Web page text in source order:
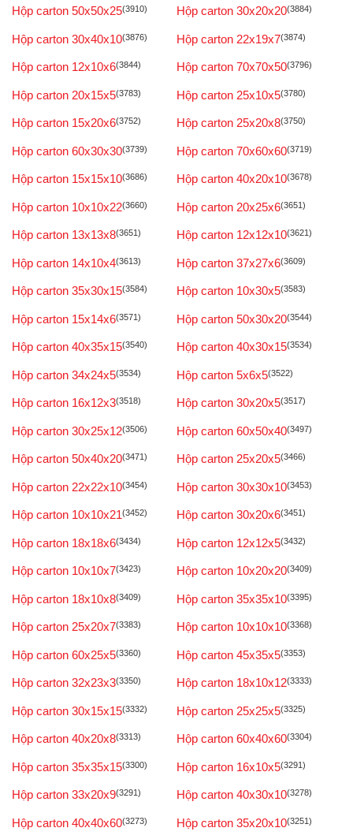
Hộp carton 50x50x25(3910) Hộp carton 30x20x20(3884)
Hộp carton 30x40x10(3876) Hộp carton 22x19x7(3874)
Hộp carton 12x10x6(3844) Hộp carton 70x70x50(3796)
Hộp carton 20x15x5(3783) Hộp carton 25x10x5(3780)
Hộp carton 15x20x6(3752) Hộp carton 25x20x8(3750)
Hộp carton 60x30x30(3739) Hộp carton 70x60x60(3719)
Hộp carton 15x15x10(3686) Hộp carton 40x20x10(3678)
Hộp carton 10x10x22(3660) Hộp carton 20x25x6(3651)
Hộp carton 13x13x8(3651) Hộp carton 12x12x10(3621)
Hộp carton 14x10x4(3613) Hộp carton 37x27x6(3609)
Hộp carton 35x30x15(3584) Hộp carton 10x30x5(3583)
Hộp carton 15x14x6(3571) Hộp carton 50x30x20(3544)
Hộp carton 40x35x15(3540) Hộp carton 40x30x15(3534)
Hộp carton 34x24x5(3534) Hộp carton 5x6x5(3522)
Hộp carton 16x12x3(3518) Hộp carton 30x20x5(3517)
Hộp carton 30x25x12(3506) Hộp carton 60x50x40(3497)
Hộp carton 50x40x20(3471) Hộp carton 25x20x5(3466)
Hộp carton 22x22x10(3454) Hộp carton 30x30x10(3453)
Hộp carton 10x10x21(3452) Hộp carton 30x20x6(3451)
Hộp carton 18x18x6(3434) Hộp carton 12x12x5(3432)
Hộp carton 10x10x7(3423) Hộp carton 10x20x20(3409)
Hộp carton 18x10x8(3409) Hộp carton 35x35x10(3395)
Hộp carton 25x20x7(3383) Hộp carton 10x10x10(3368)
Hộp carton 60x25x5(3360) Hộp carton 45x35x5(3353)
Hộp carton 32x23x3(3350) Hộp carton 18x10x12(3333)
Hộp carton 30x15x15(3332) Hộp carton 25x25x5(3325)
Hộp carton 40x20x8(3313) Hộp carton 60x40x60(3304)
Hộp carton 35x35x15(3300) Hộp carton 16x10x5(3291)
Hộp carton 33x20x9(3291) Hộp carton 40x30x10(3278)
Hộp carton 40x40x60(3273) Hộp carton 35x20x10(3251)